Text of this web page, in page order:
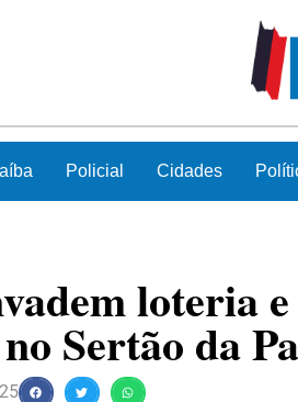
Policial Cidades
loteria
Sertão da